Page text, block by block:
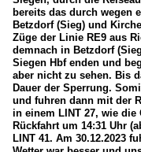
bereits das durch wegen
Betzdorf (Sieg) und
Züge der Linie RE9 aus
demnach in Betzdorf
Siegen Hbf enden und
aber nicht zu sehen. Bis
Dauer der Sperrung.
und fuhren dann mit der
in einem LINT 27, wie
Rückfahrt um 14:31 Uhr
LINT 41. Am 30.12.2023